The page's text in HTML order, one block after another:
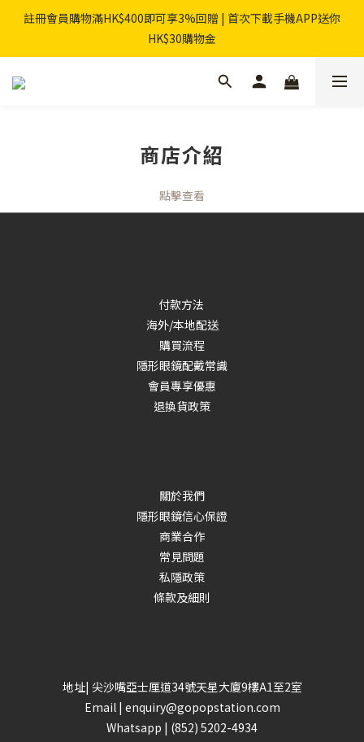
註冊會員購物滿HK$400即可享3%回贈 | 首次下載手機APP送你
HK$30購物金
商店介紹
點擊查看
付款方法
海外/本地配送
購買流程
隱形眼鏡配戴常識
會員專享優惠
退換貨政策
關於我們
隱形眼鏡信心保證
商業合作
常見問題
私隱政策
條款及細則
地址| 尖沙嘴亞士厘道34號天星大廈9樓A1至2室
Email | enquiry@gopopstation.com
Whatsapp | (852) 5202-4934